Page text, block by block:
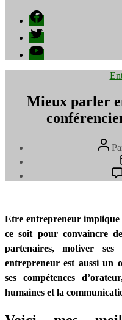
Facebook
Twitter
YouTube
Mieux parler
Auteur
de
Etre entrepreneur implique
ce soit pour convaincre
partenaires, motiver ses
entrepreneur est aussi un
ses compétences
humaines et la